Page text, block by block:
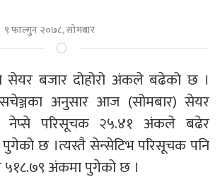
९ फाल्गुन २०७८, सोमबार
बजार दोहोरो अंकले बढेको छ ।
अनुसार आज (सोमबार) सेयर
नेप्से परिसूचक २५.४१ अंकले बढेर
छ ।त्यस्तै सेन्सेटिभ परिसूचक पनि
अंकमा पुगेको छ ।